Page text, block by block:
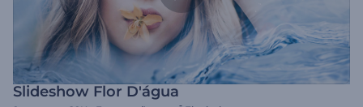
Slideshow Flor D'água